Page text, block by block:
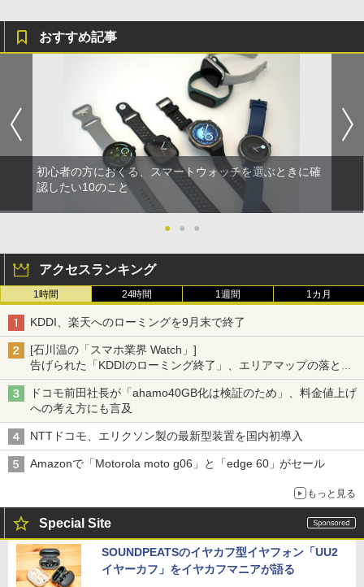
おすすめ記事
初心者の方におくる、スマートウォッチを選ぶときに確
認したい10のこと
● ● ●
アクセスランキング
1時間 24時間 1週間 1カ月
KDDI、楽天へのローミングを9月末で終了
[石川温の「スマホ業界 Watch」]
告げられた「KDDIのローミング終了」、エリアマップの落とし
穴と楽天モバイルの課題
ドコモ前田社長が「ahamo40GB化は検証のため」、料金値上げ
への考え方にも言及
NTTドコモ、エリクソン製の最新型装置を国内初導入
Amazonで「Motorola moto g06」と「edge 60」がセール
もっと見る
Special Site
SOUNDPEATSのイヤカフ型イヤフォン「UU2
イヤーカフ」をイヤカフマニアが語る